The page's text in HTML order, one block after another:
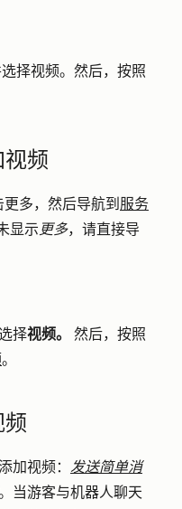
选择视频。然后，按照
频
更多，然后导航到 服务
显示 更多，请直接导
择视频。 然后，按照
。
加视频： 发送简单消
当游客与机器人聊天